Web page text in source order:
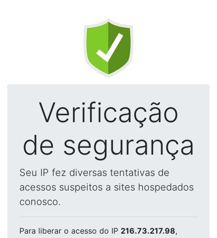
Verificação
de segurança
Seu IP fez diversas tentativas de
acessos suspeitos a sites hospedados
conosco.
Para liberar o acesso do IP 216.73.217.98,